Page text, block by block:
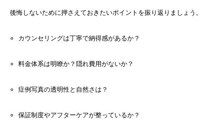
後悔しないために押さえておきたいポイントを振り返りましょう。
カウンセリングは丁寧で納得感があるか？
料金体系は明瞭か？隠れ費用がないか？
症例写真の透明性と自然さは？
保証制度やアフターケアが整っているか？